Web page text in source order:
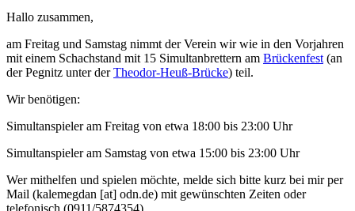
Hallo zusammen,
am Freitag und Samstag nimmt der Verein wir wie in den Vorjahren
mit einem Schachstand mit 15 Simultanbrettern am Brückenfest (an
der Pegnitz unter derTheodor-Heuß-Brücke) teil.
Wir benötigen:
Simultanspieler am Freitag von etwa 18:00 bis 23:00 Uhr
Simultanspieler am Samstag von etwa 15:00 bis 23:00 Uhr
Wer mithelfen und spielen möchte, melde sich bitte kurz bei mir per
Mail (kalemegdan [at] odn.de) mit gewünschten Zeiten oder